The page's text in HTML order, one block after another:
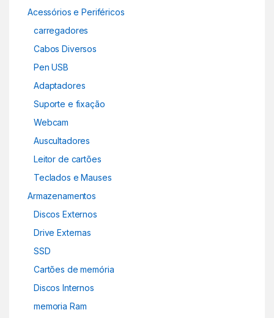
Acessórios e Periféricos
carregadores
Cabos Diversos
Pen USB
Adaptadores
Suporte e fixação
Webcam
Auscultadores
Leitor de cartões
Teclados e Mauses
Armazenamentos
Discos Externos
Drive Externas
SSD
Cartões de memória
Discos Internos
memoria Ram